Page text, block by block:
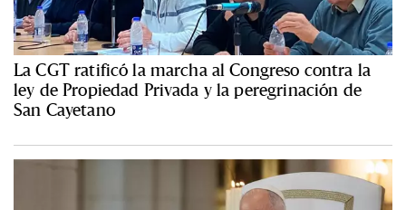
La CGT ratificó la marcha al Congreso contra la
ley de Propiedad Privada y la peregrinación de
San Cayetano